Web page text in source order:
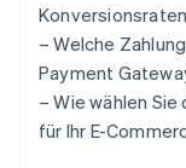
– Welche
Payment
– Wie wählen
für Ihr E-